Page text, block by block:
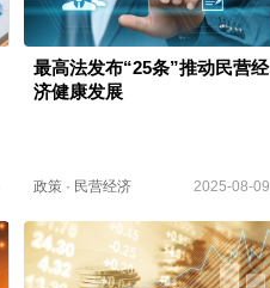
最高法发布“25条”推动民营经
济健康发展
政策· 民营经济 2025-08-09